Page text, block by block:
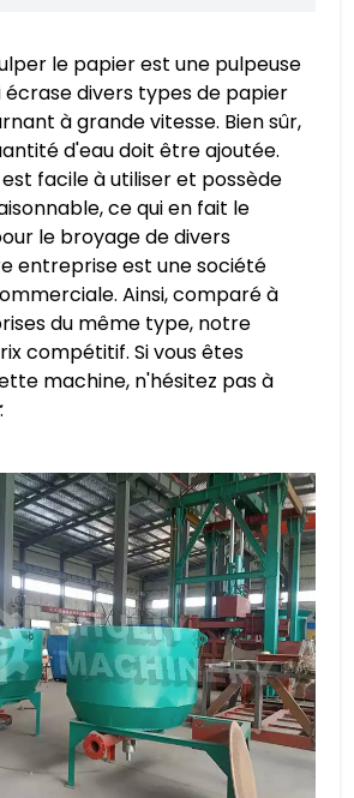
le papier est une pulpeuse
divers types de papier
à grande vitesse. Bien sûr,
d'eau doit être ajoutée.
facile à utiliser et possède
ce qui en fait le
le broyage de divers
entreprise est une société
Ainsi, comparé à
du même type, notre
compétitif. Si vous êtes
machine, n'hésitez pas à
.